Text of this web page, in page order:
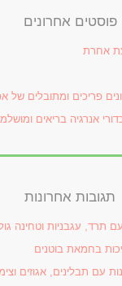
פוסטים אחרונים
אחרת
פריכים ומתובלים של
אנרגיה בריאים
תגובות אחרונות
תרד, עגבניות וטחינה
בחמאת בוטנים
עם תבלינים, אגוזים